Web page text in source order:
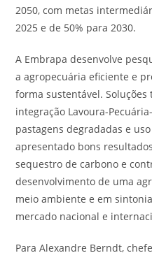
2050, com metas
2025 e de 50% para 2030.
A Embrapa desenvolve
a agropecuária eficiente e
forma sustentável. Soluções
integração Lavoura-
pastagens degradadas e
apresentado bons
sequestro de carbono e
desenvolvimento de uma
meio ambiente e em
mercado nacional e
Para Alexandre Berndt,